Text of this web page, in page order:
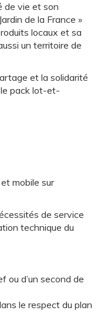
de vie et son
de la France »
locaux et sa
un territoire de
et la solidarité
pack lot-et-
mobile sur
de service
technique du
ou d’un second de
le respect du plan